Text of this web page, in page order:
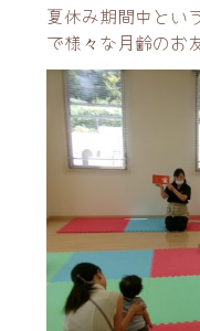
夏休み期間中とい
で様々な月齢のお